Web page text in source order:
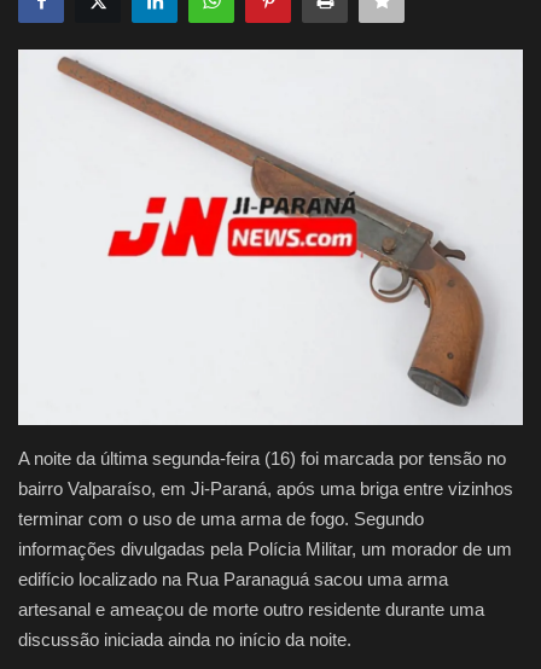
Polícia
Política
A noite da última segunda-feira (16) foi marcada por tensão no
bairro Valparaíso, em Ji-Paraná, após uma briga entre vizinhos
terminar com o uso de uma arma de fogo. Segundo
informações divulgadas pela Polícia Militar, um morador de um
edifício localizado na Rua Paranaguá sacou uma arma
artesanal e ameaçou de morte outro residente durante uma
discussão iniciada ainda no início da noite.